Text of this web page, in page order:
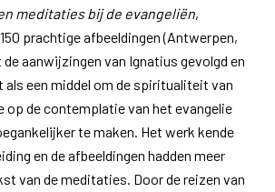
meditaties bij de evangeliën,
prachtige afbeeldingen (Antwerpen,
de aanwijzingen van Ignatius gevolgd en
als een middel om de spiritualiteit van
op de contemplatie van het evangelie
te maken. Het werk kende
en de afbeeldingen hadden meer
van de meditaties. Door de reizen van